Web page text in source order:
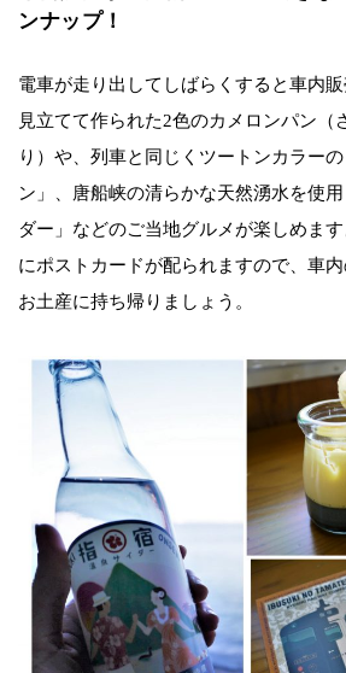
ンナップ！
電車が走り出してしばらくすると車内
見立てて作られた2色のカメロンパン（
り）や、列車と同じくツートンカラー
ン」、唐船峡の清らかな天然湧水を使
ダー」などのご当地グルメが楽しめま
にポストカードが配られますので、車
お土産に持ち帰りましょう。